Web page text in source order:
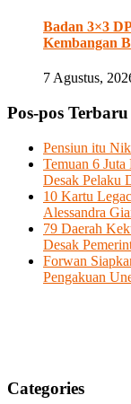
Badan 3×3
Kembangan
7 Agustus,
Pos-pos Terbaru
Pensiun itu
Temuan 6
Desak Pelaku
10 Kartu
Alessandra
79 Daerah
Desak
Forwan
Pengakuan
Categories